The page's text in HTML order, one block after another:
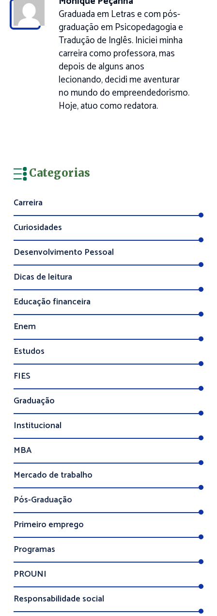
Graduada em Letras e com pós-
graduação em Psicopedagogia e
Tradução de Inglês. Iniciei minha
carreira como professora, mas
depois de alguns anos
lecionando, decidi me aventurar
no mundo do empreendedorismo.
Hoje, atuo como redatora.
Categorias
Carreira
Curiosidades
Desenvolvimento Pessoal
Dicas de leitura
Educação financeira
Enem
Estudos
FIES
Graduação
Institucional
MBA
Mercado de trabalho
Pós-Graduação
Primeiro emprego
Programas
PROUNI
Responsabilidade social